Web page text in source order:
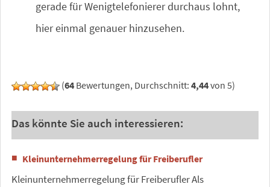
gerade für Wenigtelefonierer durchaus lohnt,
hier einmal genauer hinzusehen.
(64 Bewertungen, Durchschnitt: 4,44von 5)
Das könnte Sie auch interessieren:
Kleinunternehmerregelung für Freiberufler
Kleinunternehmerregelung für Freiberufler Als